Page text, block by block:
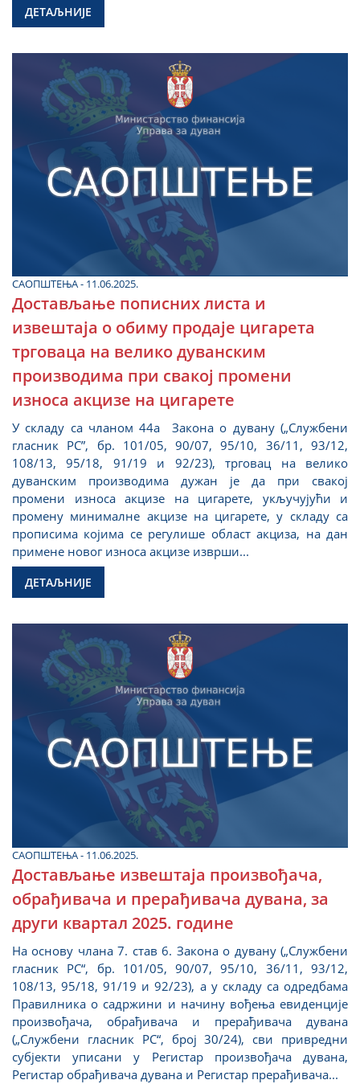
ДЕТАЉНИЈЕ
САОПШТЕЊА - 11.06.2025.
Достављање пописних листа и
извештаја о обиму продаје цигарета
трговаца на велико дуванским
производима при свакој промени
износа акцизе на цигарете
У складу са чланом 44а Закона о дувану („Службени
гласник РС”, бр. 101/05, 90/07, 95/10, 36/11, 93/12,
108/13, 95/18, 91/19 и 92/23), трговaц на велико
дуванским производима дужaн je да при свакој
промени износа акцизе на цигарете, укључујући и
промену минималне акцизе на цигарете, у складу са
прописима којима се регулише област акциза, на дан
примене новог износа акцизе изврши...
ДЕТАЉНИЈЕ
САОПШТЕЊА - 11.06.2025.
Достављање извештаја произвођача,
обрађивача и прерађивача дувана, за
други квартал 2025. године
На основу члана 7. став 6. Закона о дувану („Службени
гласник РС“, бр. 101/05, 90/07, 95/10, 36/11, 93/12,
108/13, 95/18, 91/19 и 92/23), а у складу са одредбама
Правилника о садржини и начину вођења евиденције
произвођача, обрађивача и прерађивача дувана
(„Службени гласник РС“, број 30/24), сви привредни
субјекти уписани у Регистар произвођача дувана,
Регистар обрађивача дувана и Регистар прерађивача...